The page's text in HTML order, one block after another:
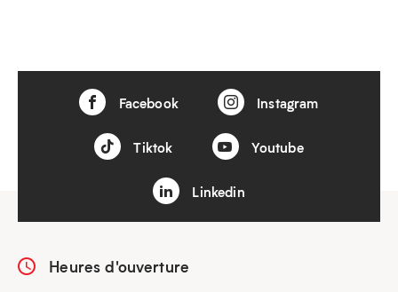
Facebook Instagram
Tiktok Youtube
Linkedin
Heures d'ouverture